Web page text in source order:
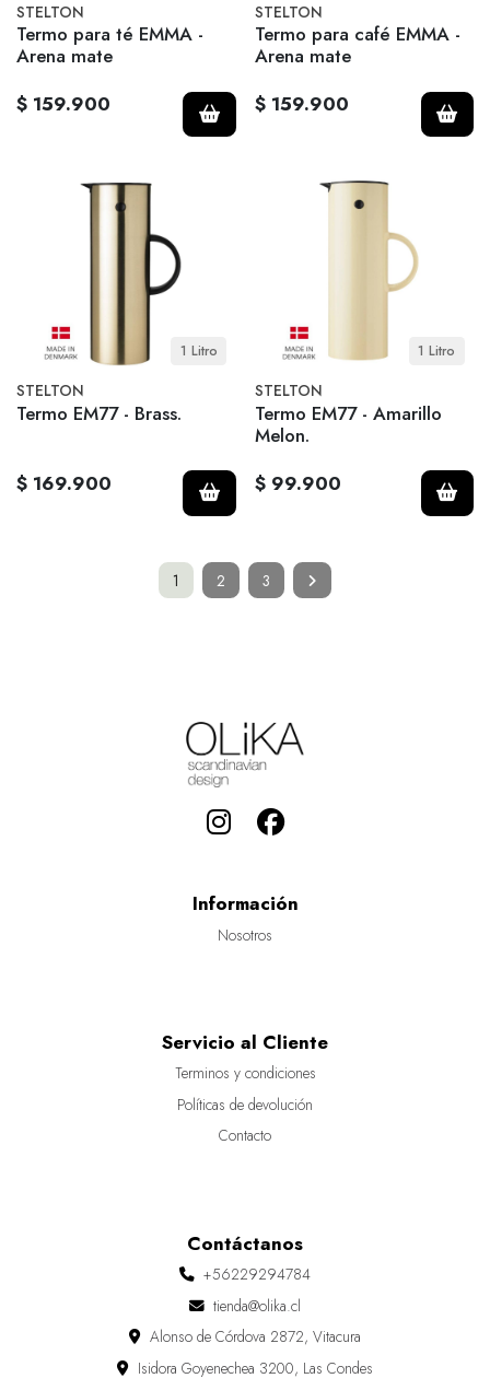
STELTON
Termo para té EMMA -
Arena mate
$ 159.900
STELTON
Termo para café EMMA -
Arena mate
$ 159.900
1 Litro
STELTON
Termo EM77 - Brass.
$ 169.900
1 Litro
STELTON
Termo EM77 - Amarillo
Melon.
$ 99.900
1 2 3
Información
Nosotros
Servicio al Cliente
Terminos y condiciones
Políticas de devolución
Contacto
Contáctanos
+56229294784
tienda@olika.cl
Alonso de Córdova 2872, Vitacura
Isidora Goyenechea 3200, Las Condes